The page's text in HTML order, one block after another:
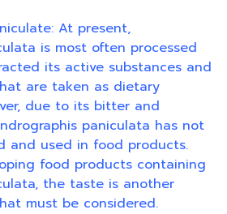
At present,
is most often processed
its active substances and
are taken as dietary
due to its bitter and
paniculata has not
and used in food products.
food products containing
the taste is another
must be considered.